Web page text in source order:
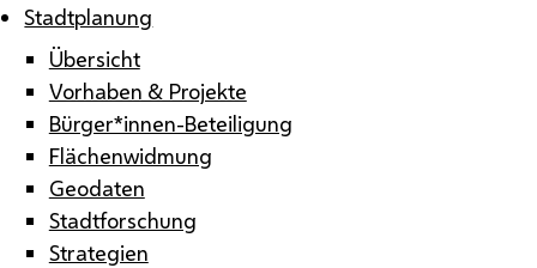
Stadtplanung
Übersicht
Vorhaben & Projekte
Bürger*innen-Beteiligung
Flächenwidmung
Geodaten
Stadtforschung
Strategien